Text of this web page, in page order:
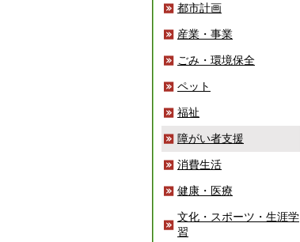
都市計画
産業・事業
ごみ・環境保全
ペット
福祉
障がい者支援
消費生活
健康・医療
文化・スポーツ・生涯学
習